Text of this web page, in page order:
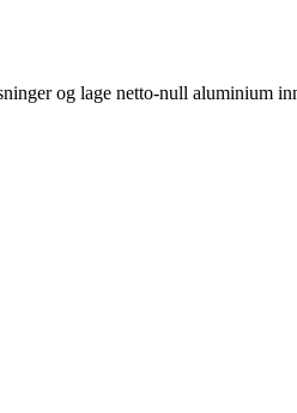
og lage netto-null aluminium